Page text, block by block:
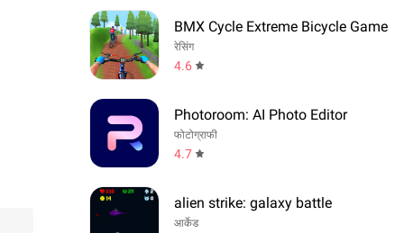
BMX Cycle Extreme Bicycle Game
रेसिंग
4.6
Photoroom: AI Photo Editor
फोटोग्राफी
4.7
alien strike: galaxy battle
आर्केड